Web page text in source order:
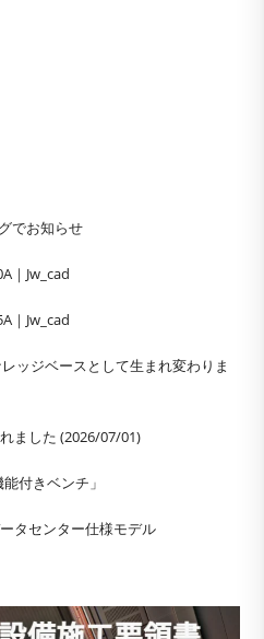
でお知らせ
｜Jw_cad
｜Jw_cad
ッジベースとして生まれ変わりま
ました (2026/07/01)
付きベンチ」
タセンター仕様モデル